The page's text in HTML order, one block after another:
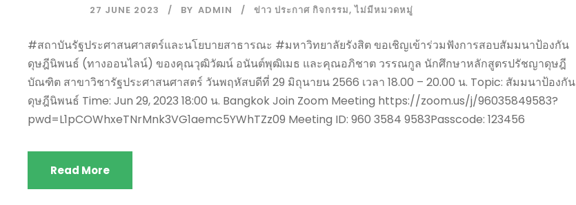
27 JUNE 2023 BY ADMIN ข่าว ประกาศ กิจกรรม, ไม่มีหมวดหมู่
#สถาบันรัฐประศาสนศาสตร์และนโยบายสาธารณะ #มหาวิทยาลัยรังสิต ขอเชิญเข้าร่วมฟังการสอบสัมมนาป้องกัน
ดุษฎีนิพนธ์ (ทางออนไลน์) ของคุณวุฒิวัฒน์ อนันต์พุฒิเมธ และคุณอภิชาต วรรณกูล นักศึกษาหลักสูตรปรัชญาดุษฎี
บัณฑิต สาขาวิชารัฐประศาสนศาสตร์ วันพฤหัสบดีที่ 29 มิถุนายน 2566 เวลา 18.00 – 20.00 น. Topic: สัมมนาป้องกัน
ดุษฎีนิพนธ์ Time: Jun 29, 2023 18:00 น. Bangkok Join Zoom Meeting https://zoom.us/j/96035849583?
pwd=L1pCOWhxeTNrMnk3VG1aemc5YWhTZz09 Meeting ID: 960 3584 9583Passcode: 123456
Read More